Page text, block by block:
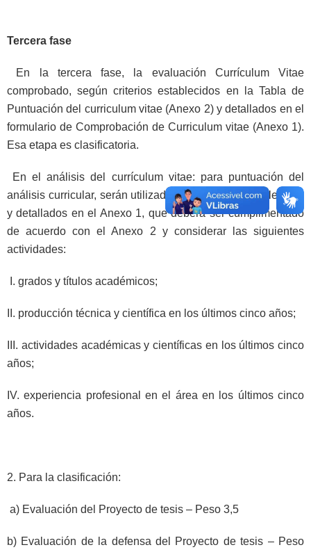
Tercera fase
En la tercera fase, la evaluación Currículum Vitae
comprobado, según criterios establecidos en la Tabla de
Puntuación del curriculum vitae (Anexo 2) y detallados en el
formulario de Comprobación de Curriculum vitae (Anexo 1).
Esa etapa es clasificatoria.
En el análisis del currículum vitae: para puntuación del
análisis curricular, serán utilizados los criterios establecidos
y detallados en el Anexo 1, que deberá ser cumplimentado
de acuerdo con el Anexo 2 y considerar las siguientes
actividades:
I. grados y títulos académicos;
II. producción técnica y científica en los últimos cinco años;
III. actividades académicas y científicas en los últimos cinco
años;
IV. experiencia profesional en el área en los últimos cinco
años.
2. Para la clasificación:
a) Evaluación del Proyecto de tesis – Peso 3,5
b) Evaluación de la defensa del Proyecto de tesis – Peso